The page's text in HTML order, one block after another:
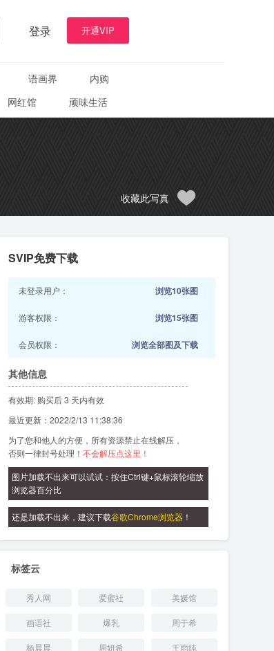
登录 开通VIP
语画界
内购
网红馆 顽味生活
收藏此写真
SVIP免费下载
未登录用户： 浏览10张图
游客权限： 浏览15张图
会员权限： 浏览全部图及下载
其他信息
有效期: 购买后 3 天内有效
最近更新：2022/2/13 11:38:36
为了您和他人的方便，所有资源禁止在线解压，
否则一律封号处理！ 不会解压点这里！
图片加载不出来可以试试：按住Ctrl键+鼠标滚轮缩放
浏览器百分比
还是加载不出来，建议下载谷歌Chrome浏览器 ！
标签云
秀人网 爱蜜社 美媛馆
画语社 爆乳 周于希
杨晨晨 周妍希 王雨纯